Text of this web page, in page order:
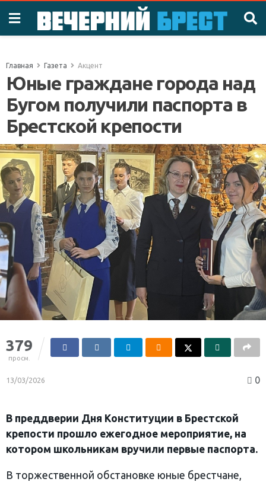
Главная Газета Акцент
Юные граждане города над
Бугом получили паспорта в
Брестской крепости
379
просм.
13/03/2026 0
В преддверии Дня Конституции в Брестской
крепости прошло ежегодное мероприятие, на
котором школьникам вручили первые паспорта.
В торжественной обстановке юные брестчане,